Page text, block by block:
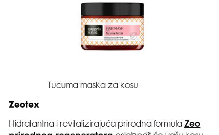
Tucuma maska za kosu
Zeotex
Hidratantna i revitalizirajuća prirodna formula Zeo